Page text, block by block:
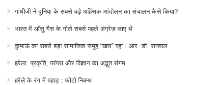
गांधीजी ने दुनिया के सबसे बड़े अहिंसक आंदोलन का संचालन कैसे किया?
भारत में आँसू गैस के गोले सबसे पहले अंग्रेज़ लाए थे
कुमाऊं का सबसे बड़ा सामाजिक समूह “खस” रहा : आर. डी. सनवाल
हरेला: प्रकृति, परंपरा और विज्ञान का अद्भुत संगम
हरेले के रंग में पहाड़ : फोटो निबन्ध